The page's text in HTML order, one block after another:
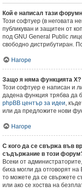
Кой е написал тази
Този софтуер (в неговата
публикуван и защитен от
под GNU General Public
свободно дистрибутиран.
Нагоре
Защо я няма функцията X?
Този софтуер е написан и
дадена функция трябва да
phpBB център за идеи,
или да предложите нови
Нагоре
С кого да се свържа във
съдържание в този
Всеки от
биха могли да отговорят
то можете да се свържете
или ако се хоства на